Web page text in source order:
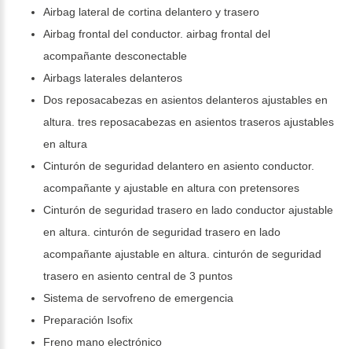
Airbag lateral de cortina delantero y trasero
Airbag frontal del conductor. airbag frontal del
acompañante desconectable
Airbags laterales delanteros
Dos reposacabezas en asientos delanteros ajustables en
altura. tres reposacabezas en asientos traseros ajustables
en altura
Cinturón de seguridad delantero en asiento conductor.
acompañante y ajustable en altura con pretensores
Cinturón de seguridad trasero en lado conductor ajustable
en altura. cinturón de seguridad trasero en lado
acompañante ajustable en altura. cinturón de seguridad
trasero en asiento central de 3 puntos
Sistema de servofreno de emergencia
Preparación Isofix
Freno mano electrónico